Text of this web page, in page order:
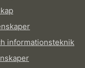
informationsteknik